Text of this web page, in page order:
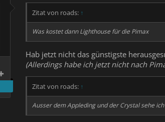
Zitat von roads: ↑
Was kostet dann Lighthouse für die Pimax
Hab jetzt nicht das günstigste
(Allerdings habe ich jetzt nicht nach
Zitat von roads: ↑
Ausser dem Appleding und der Crystal sehe